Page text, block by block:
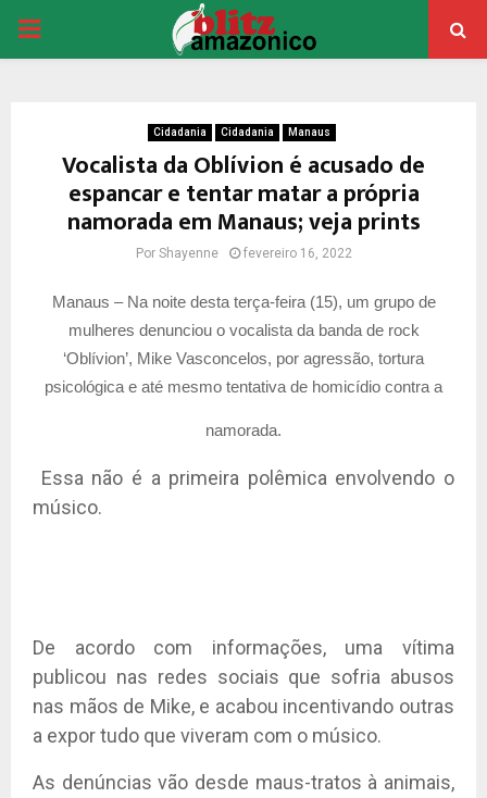
PRIMARY
Cidadania Cidadania Manaus
Vocalista da Oblívion é acusado de
espancar e tentar matar a própria
namorada em Manaus; veja prints
Por Shayenne fevereiro 16, 2022
Manaus – Na noite desta terça-feira (15), um grupo de
mulheres denunciou o vocalista da banda de rock
‘Oblívion’, Mike Vasconcelos, por agressão, tortura
psicológica e até mesmo tentativa de homicídio contra a
namorada.
Essa não é a primeira polêmica envolvendo o
músico.
De acordo com informações, uma vítima
publicou nas redes sociais que sofria abusos
nas mãos de Mike, e acabou incentivando outras
a expor tudo que viveram com o músico.
As denúncias vão desde maus-tratos à animais,